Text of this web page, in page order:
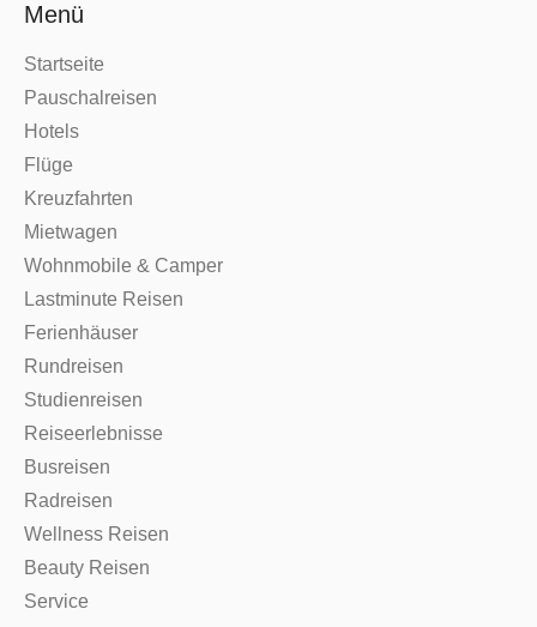
Menü
Startseite
Pauschalreisen
Hotels
Flüge
Kreuzfahrten
Mietwagen
Wohnmobile & Camper
Lastminute Reisen
Ferienhäuser
Rundreisen
Studienreisen
Reiseerlebnisse
Busreisen
Radreisen
Wellness Reisen
Beauty Reisen
Service